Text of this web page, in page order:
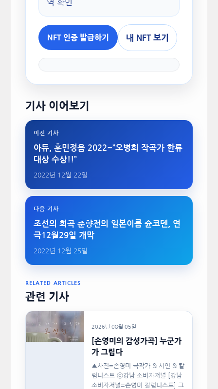
역 확인
NFT 인증 발급하기 내 NFT 보기
기사 이어보기
이전 기사
아듀, 훈민정음 2022~”오병희 작곡가 한류
대상 수상!!”
2022년 12월 22일
다음 기사
조선의 희곡 춘향전의 일본이름 슌코덴, 연
극12월29일 개막
2022년 12월 25일
RELATED ARTICLES
관련 기사
2026년 08월 05일
[손영미의 감성가곡] 누군가
가 그립다
▲사진=손영미 극작가 & 시인 & 칼
럼니스트 ⓒ강남 소비자저널 [강남
소비자저널=손영미 칼럼니스트] 그